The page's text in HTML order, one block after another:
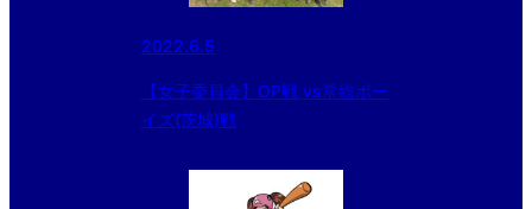
2022.6.5
【女子委員会】OP戦 vs常総ボー
イズ(茨城)戦